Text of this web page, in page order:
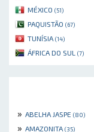
MÉXICO (51)
PAQUISTÃO (67)
TUNÍSIA (14)
ÁFRICA DO SUL (7)
» ABELHA JASPE (80)
» AMAZONITA (35)